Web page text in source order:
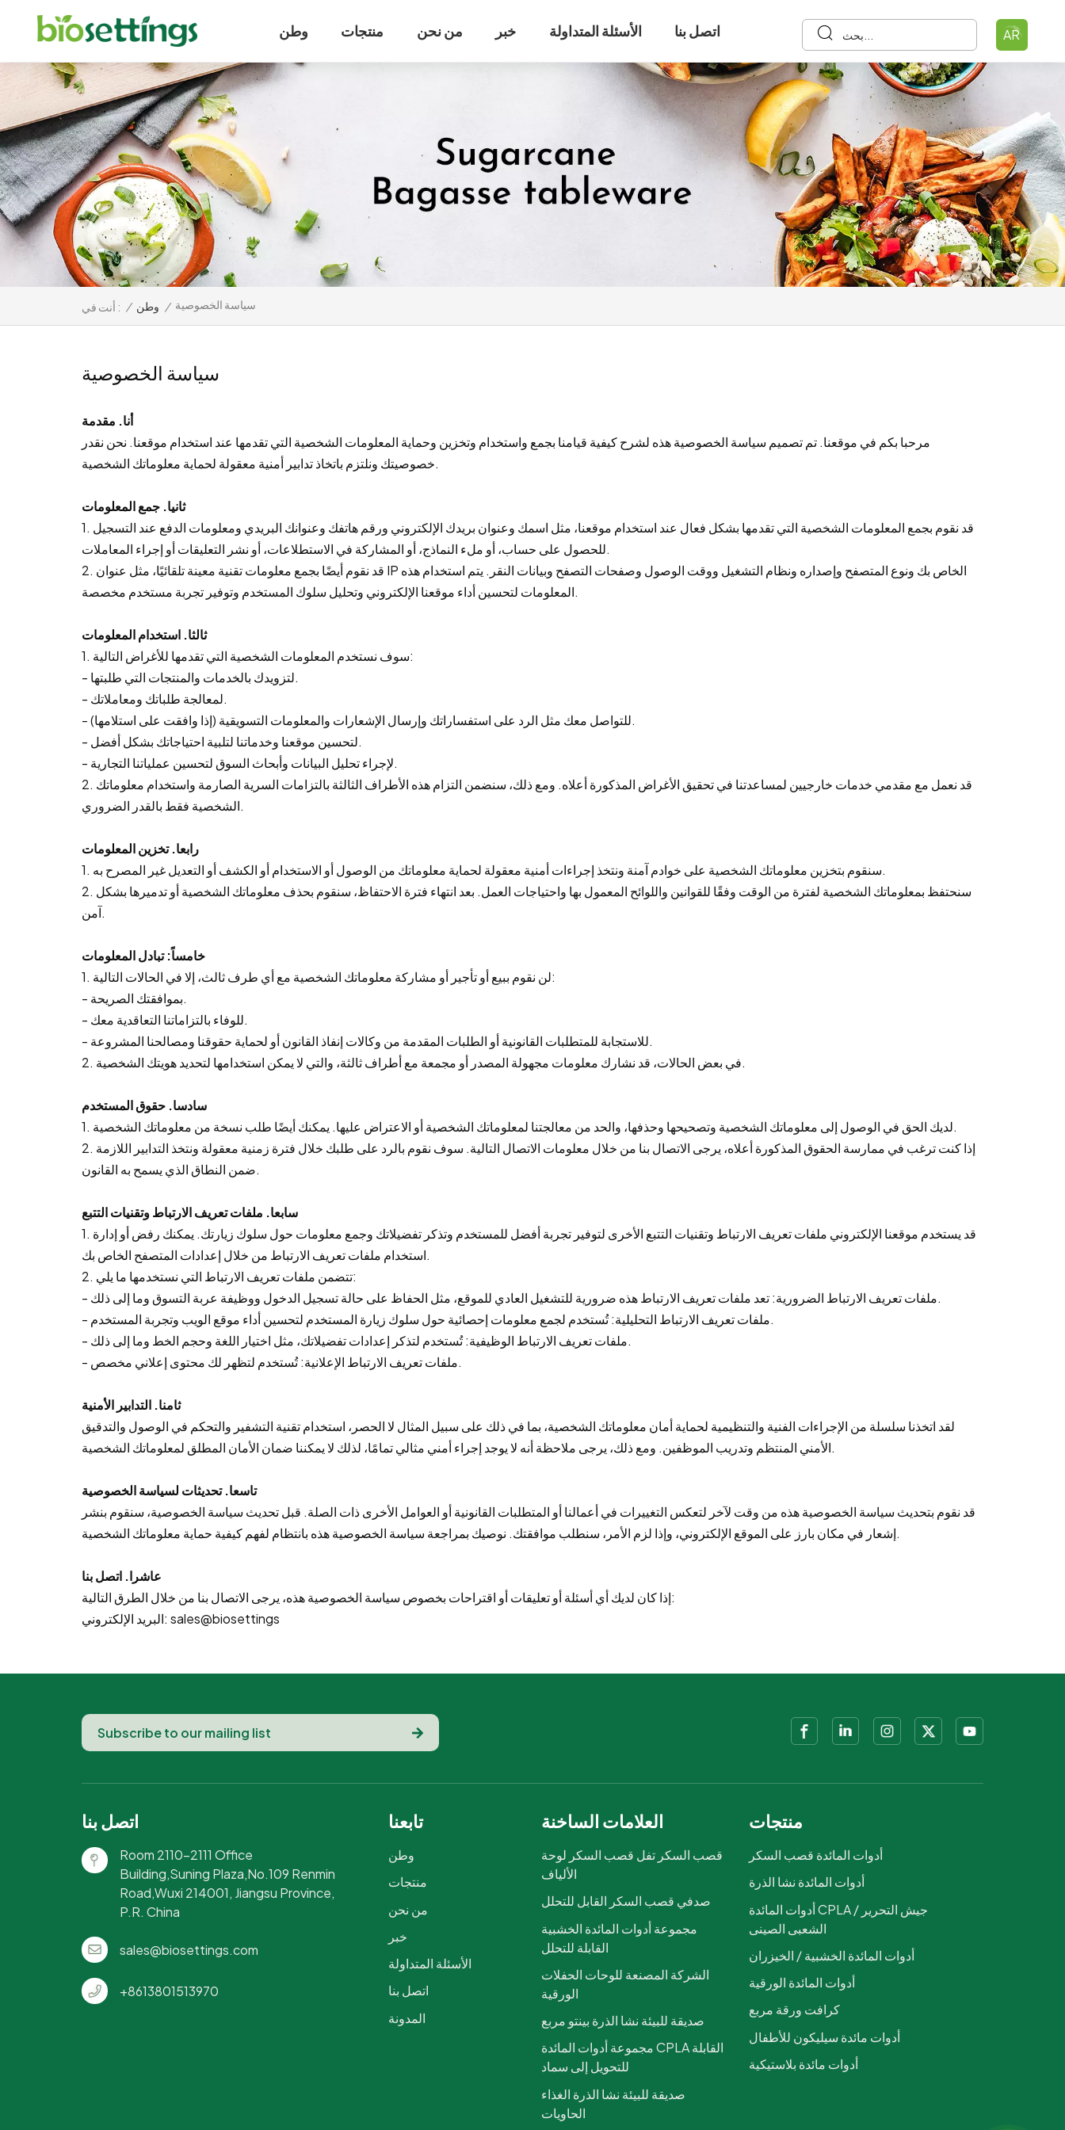
وطن منتجات من نحن خبر الأسئلة المتداولة اتصل بنا AR
أنت في : / وطن / سياسة الخصوصية
سياسة الخصوصية
أنا. مقدمة
مرحبا بكم في موقعنا. تم تصميم سياسة الخصوصية هذه لشرح كيفية قيامنا بجمع واستخدام وتخزين وحماية المعلومات الشخصية التي تقدمها عند استخدام موقعنا. نحن نقدر
خصوصيتك ونلتزم باتخاذ تدابير أمنية معقولة لحماية معلوماتك الشخصية.
ثانيا. جمع المعلومات
1. قد نقوم بجمع المعلومات الشخصية التي تقدمها بشكل فعال عند استخدام موقعنا، مثل اسمك وعنوان بريدك الإلكتروني ورقم هاتفك وعنوانك البريدي ومعلومات الدفع عند التسجيل
للحصول على حساب، أو ملء النماذج، أو المشاركة في الاستطلاعات، أو نشر التعليقات أو إجراء المعاملات.
2. قد نقوم أيضًا بجمع معلومات تقنية معينة تلقائيًا، مثل عنوان IP الخاص بك ونوع المتصفح وإصداره ونظام التشغيل ووقت الوصول وصفحات التصفح وبيانات النقر. يتم استخدام هذه
المعلومات لتحسين أداء موقعنا الإلكتروني وتحليل سلوك المستخدم وتوفير تجربة مستخدم مخصصة.
ثالثا. استخدام المعلومات
1. سوف نستخدم المعلومات الشخصية التي تقدمها للأغراض التالية:
- لتزويدك بالخدمات والمنتجات التي طلبتها.
- لمعالجة طلباتك ومعاملاتك.
- للتواصل معك مثل الرد على استفساراتك وإرسال الإشعارات والمعلومات التسويقية (إذا وافقت على استلامها).
- لتحسين موقعنا وخدماتنا لتلبية احتياجاتك بشكل أفضل.
- لإجراء تحليل البيانات وأبحاث السوق لتحسين عملياتنا التجارية.
2. قد نعمل مع مقدمي خدمات خارجيين لمساعدتنا في تحقيق الأغراض المذكورة أعلاه. ومع ذلك، سنضمن التزام هذه الأطراف الثالثة بالتزامات السرية الصارمة واستخدام معلوماتك
الشخصية فقط بالقدر الضروري.
رابعا. تخزين المعلومات
1. سنقوم بتخزين معلوماتك الشخصية على خوادم آمنة ونتخذ إجراءات أمنية معقولة لحماية معلوماتك من الوصول أو الاستخدام أو الكشف أو التعديل غير المصرح به.
2. سنحتفظ بمعلوماتك الشخصية لفترة من الوقت وفقًا للقوانين واللوائح المعمول بها واحتياجات العمل. بعد انتهاء فترة الاحتفاظ، سنقوم بحذف معلوماتك الشخصية أو تدميرها بشكل
آمن.
خامساً: تبادل المعلومات
1. لن نقوم ببيع أو تأجير أو مشاركة معلوماتك الشخصية مع أي طرف ثالث، إلا في الحالات التالية:
- بموافقتك الصريحة.
- للوفاء بالتزاماتنا التعاقدية معك.
- للاستجابة للمتطلبات القانونية أو الطلبات المقدمة من وكالات إنفاذ القانون أو لحماية حقوقنا ومصالحنا المشروعة.
2. في بعض الحالات، قد نشارك معلومات مجهولة المصدر أو مجمعة مع أطراف ثالثة، والتي لا يمكن استخدامها لتحديد هويتك الشخصية.
سادسا. حقوق المستخدم
1. لديك الحق في الوصول إلى معلوماتك الشخصية وتصحيحها وحذفها، والحد من معالجتنا لمعلوماتك الشخصية أو الاعتراض عليها. يمكنك أيضًا طلب نسخة من معلوماتك الشخصية.
2. إذا كنت ترغب في ممارسة الحقوق المذكورة أعلاه، يرجى الاتصال بنا من خلال معلومات الاتصال التالية. سوف نقوم بالرد على طلبك خلال فترة زمنية معقولة ونتخذ التدابير اللازمة
ضمن النطاق الذي يسمح به القانون.
سابعا. ملفات تعريف الارتباط وتقنيات التتبع
1. قد يستخدم موقعنا الإلكتروني ملفات تعريف الارتباط وتقنيات التتبع الأخرى لتوفير تجربة أفضل للمستخدم وتذكر تفضيلاتك وجمع معلومات حول سلوك زيارتك. يمكنك رفض أو إدارة
استخدام ملفات تعريف الارتباط من خلال إعدادات المتصفح الخاص بك.
2. تتضمن ملفات تعريف الارتباط التي نستخدمها ما يلي:
- ملفات تعريف الارتباط الضرورية: تعد ملفات تعريف الارتباط هذه ضرورية للتشغيل العادي للموقع، مثل الحفاظ على حالة تسجيل الدخول ووظيفة عربة التسوق وما إلى ذلك.
- ملفات تعريف الارتباط التحليلية: تُستخدم لجمع معلومات إحصائية حول سلوك زيارة المستخدم لتحسين أداء موقع الويب وتجربة المستخدم.
- ملفات تعريف الارتباط الوظيفية: تُستخدم لتذكر إعدادات تفضيلاتك، مثل اختيار اللغة وحجم الخط وما إلى ذلك.
- ملفات تعريف الارتباط الإعلانية: تُستخدم لتظهر لك محتوى إعلاني مخصص.
ثامنا. التدابير الأمنية
لقد اتخذنا سلسلة من الإجراءات الفنية والتنظيمية لحماية أمان معلوماتك الشخصية، بما في ذلك على سبيل المثال لا الحصر، استخدام تقنية التشفير والتحكم في الوصول والتدقيق
الأمني المنتظم وتدريب الموظفين. ومع ذلك، يرجى ملاحظة أنه لا يوجد إجراء أمني مثالي تمامًا، لذلك لا يمكننا ضمان الأمان المطلق لمعلوماتك الشخصية.
تاسعا. تحديثات لسياسة الخصوصية
قد نقوم بتحديث سياسة الخصوصية هذه من وقت لآخر لتعكس التغييرات في أعمالنا أو المتطلبات القانونية أو العوامل الأخرى ذات الصلة. قبل تحديث سياسة الخصوصية، سنقوم بنشر
إشعار في مكان بارز على الموقع الإلكتروني، وإذا لزم الأمر، سنطلب موافقتك. نوصيك بمراجعة سياسة الخصوصية هذه بانتظام لفهم كيفية حماية معلوماتك الشخصية.
عاشرا. اتصل بنا
إذا كان لديك أي أسئلة أو تعليقات أو اقتراحات بخصوص سياسة الخصوصية هذه، يرجى الاتصال بنا من خلال الطرق التالية:
البريد الإلكتروني: sales@biosettings
اتصل بنا
Room 2110-2111 Office
Building,Suning Plaza,No.109 Renmin
Road,Wuxi 214001, Jiangsu Province,
P.R. China
sales@biosettings.com
+8613801513970
تابعنا
وطن
منتجات
من نحن
خبر
الأسئلة المتداولة
اتصل بنا
المدونة
العلامات الساخنة
قصب السكر تفل قصب السكر لوحة
الألياف
صدفي قصب السكر القابل للتحلل
مجموعة أدوات المائدة الخشبية
القابلة للتحلل
الشركة المصنعة للوحات الحفلات
الورقية
صديقة للبيئة نشا الذرة بينتو مربع
مجموعة أدوات المائدة CPLA القابلة
للتحويل إلى سماد
صديقة للبيئة نشا الذرة الغذاء
الحاويات
منتجات
أدوات المائدة قصب السكر
أدوات المائدة نشا الذرة
أدوات المائدة CPLA / جيش التحرير
الشعبى الصينى
أدوات المائدة الخشبية / الخيزران
أدوات المائدة الورقية
كرافت ورقة مربع
أدوات مائدة سيليكون للأطفال
أدوات مائدة بلاستيكية